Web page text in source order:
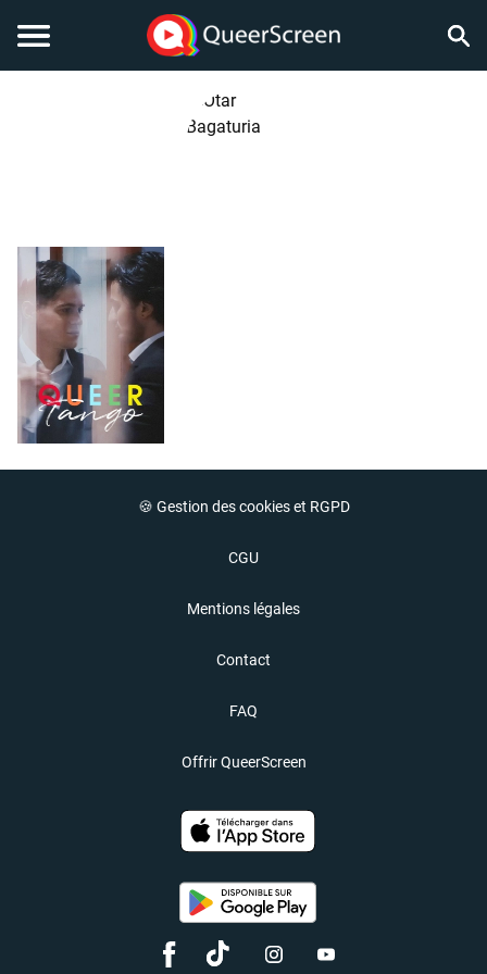
🍪 Gestion des cookies et RGPD
CGU
Mentions légales
Contact
FAQ
Offrir QueerScreen